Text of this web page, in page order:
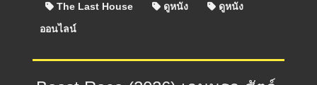
The Last House ดูหนัง
ดูหนัง
ออนไลน์